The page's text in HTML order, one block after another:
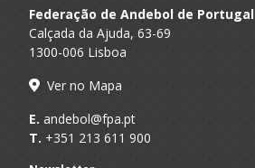
2019/20
A.A. Braga
Recreativo
Federação de Andebol de Portugal
Calçada da Ajuda, 63-69
1300-006 Lisboa
Ver no Mapa
E. andebol@fpa.pt
T. +351 213 611 900